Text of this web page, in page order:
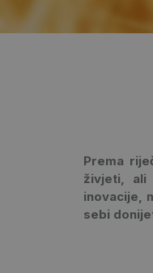
Prema
živjeti, ali
inovacije,
sebi